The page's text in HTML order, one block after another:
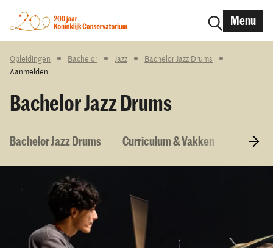
Menu
Opleidingen Bachelor Jazz
Bachelor Jazz Drums
Aanmelden
Bachelor Jazz Drums
Bachelor Jazz Drums Curriculum & Vakken